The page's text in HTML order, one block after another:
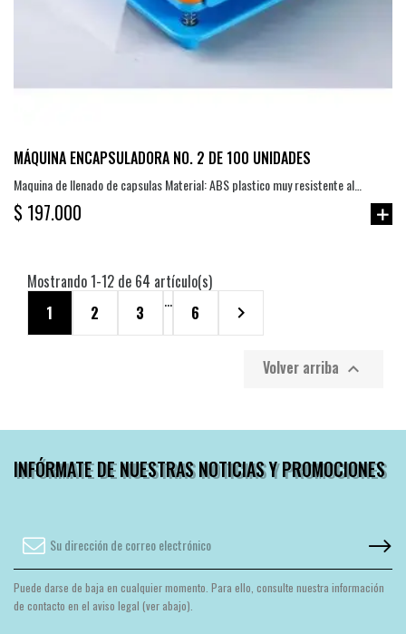
MÁQUINA ENCAPSULADORA NO. 2 DE 100 UNIDADES
Maquina de llenado de capsulas Material: ABS plastico muy resistente al
impacto Peso: 0,85 kg Tamaño: 170x170x80 mm Aplicación: Alimenticia,...
$ 197.000
Mostrando 1-12 de 64 artículo(s)
1
2 3
…
6 
Volver arriba 
INFÓRMATE DE NUESTRAS NOTICIAS Y PROMOCIONES
Puede darse de baja en cualquier momento. Para ello, consulte nuestra información
de contacto en el aviso legal (ver abajo).